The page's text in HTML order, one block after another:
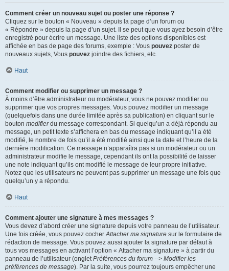
Comment créer un nouveau sujet ou poster une réponse ?
Cliquez sur le bouton « Nouveau » depuis la page d’un forum ou
« Répondre » depuis la page d’un sujet. Il se peut que vous ayez besoin d’être
enregistré pour écrire un message. Une liste des options disponibles est
affichée en bas de page des forums, exemple : Vous pouvez poster de
nouveaux sujets, Vous pouvez joindre des fichiers, etc.
Haut
Comment modifier ou supprimer un message ?
À moins d’être administrateur ou modérateur, vous ne pouvez modifier ou
supprimer que vos propres messages. Vous pouvez modifier un message
(quelquefois dans une durée limitée après sa publication) en cliquant sur le
bouton modifierdu message correspondant. Si quelqu’un a déjà répondu au
message, un petit texte s’affichera en bas du message indiquant qu’il a été
modifié, le nombre de fois qu’il a été modifié ainsi que la date et l’heure de la
dernière modification. Ce message n’apparaîtra pas si un modérateur ou un
administrateur modifie le message, cependant ils ont la possibilité de laisser
une note indiquant qu’ils ont modifié le message de leur propre initiative.
Notez que les utilisateurs ne peuvent pas supprimer un message une fois que
quelqu’un y a répondu.
Haut
Comment ajouter une signature à mes messages ?
Vous devez d’abord créer une signature depuis votre panneau de l’utilisateur.
Une fois créée, vous pouvez cocherAttacher ma signature sur le formulaire de
rédaction de message. Vous pouvez aussi ajouter la signature par défaut à
tous vos messages en activant l’option « Attacher ma signature » à partir du
panneau de l’utilisateur (ongletPréférences du forum --> Modifier les
préférences de message). Par la suite, vous pourrez toujours empêcher une